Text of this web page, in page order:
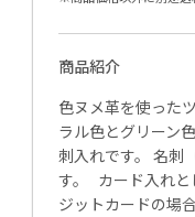
商品紹介
色ヌメ革を使った
ラル色とグリーン
刺入れです。 名刺
す。 カード入れと
ジットカードの